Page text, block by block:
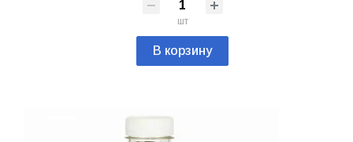
шт
В корзину